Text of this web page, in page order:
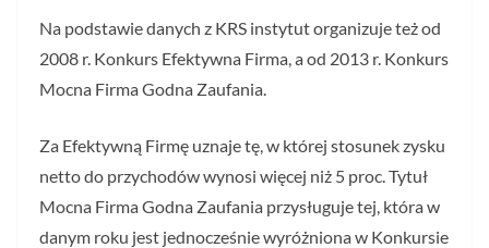
Na podstawie danych z KRS instytut organizuje też od
2008 r. Konkurs Efektywna Firma, a od 2013 r. Konkurs
Mocna Firma Godna Zaufania.
Za Efektywną Firmę uznaje tę, w której stosunek zysku
netto do przychodów wynosi więcej niż 5 proc. Tytuł
Mocna Firma Godna Zaufania przysługuje tej, która w
danym roku jest jednocześnie wyróżniona w Konkursie